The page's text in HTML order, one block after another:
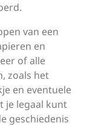
van een
en
of alle
zoals het
en eventuele
je legaal kunt
geschiedenis